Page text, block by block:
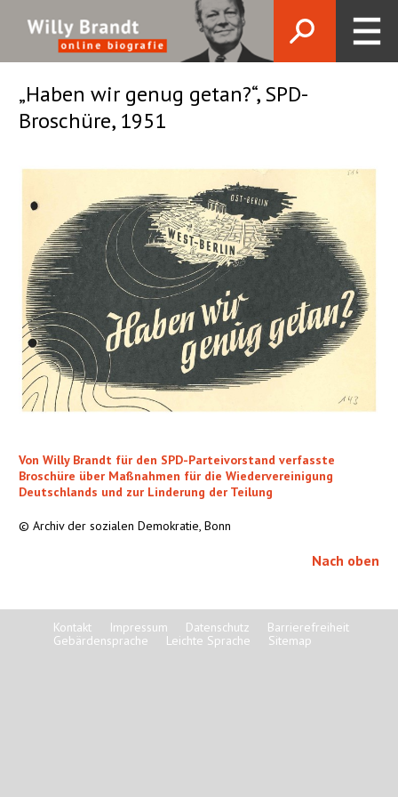
„Haben wir genug getan?“, SPD-
Broschüre, 1951
Von Willy Brandt für den SPD-Parteivorstand verfasste
Broschüre über Maßnahmen für die Wiedervereinigung
Deutschlands und zur Linderung der Teilung
© Archiv der sozialen Demokratie, Bonn
Nach oben
Kontakt Impressum Datenschutz
Barrierefreiheit
Gebärdensprache
Leichte Sprache Sitemap